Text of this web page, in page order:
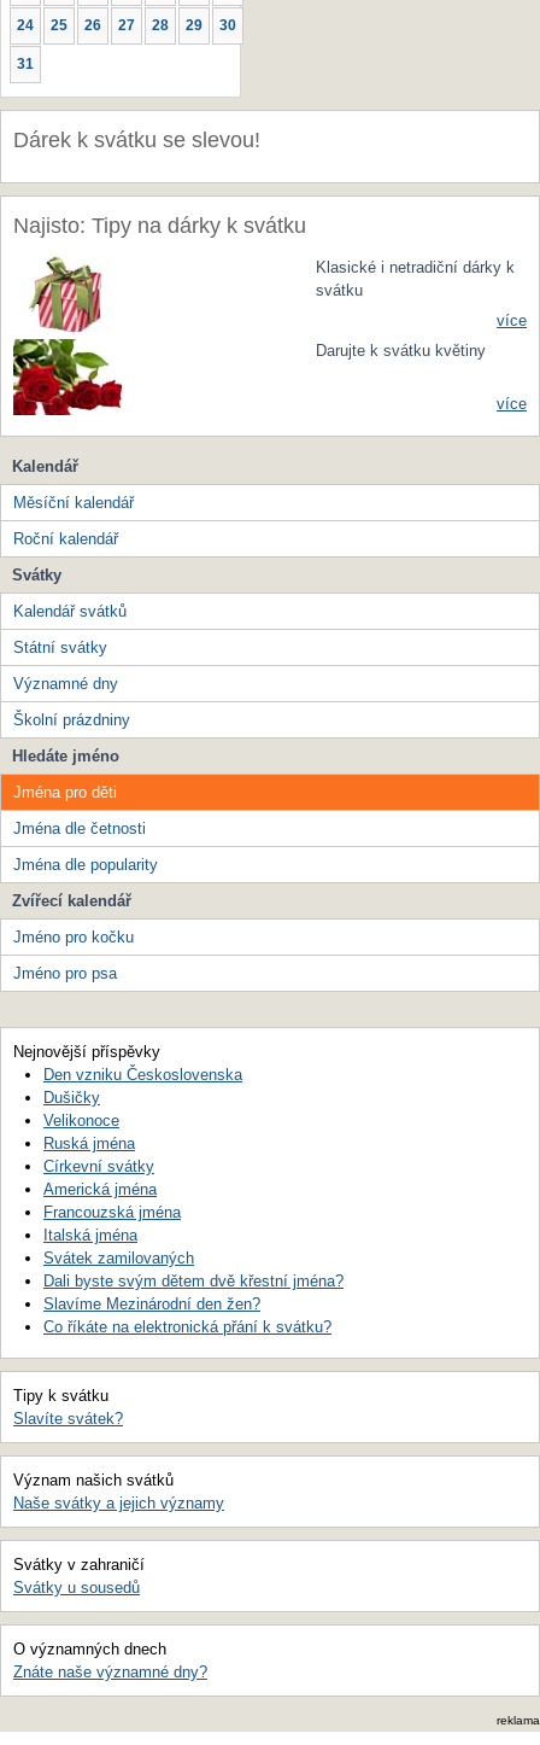
24 25 26 27 28 29 30
31
Dárek k svátku se slevou!
Najisto: Tipy na dárky k svátku
Klasické i netradiční dárky k
svátku
více
Darujte k svátku květiny
více
Kalendář
Měsíční kalendář
Roční kalendář
Svátky
Kalendář svátků
Státní svátky
Významné dny
Školní prázdniny
Hledáte jméno
Jména pro děti
Jména dle četnosti
Jména dle popularity
Zvířecí kalendář
Jméno pro kočku
Jméno pro psa
Nejnovější příspěvky
Den vzniku Československa
Dušičky
Velikonoce
Ruská jména
Církevní svátky
Americká jména
Francouzská jména
Italská jména
Svátek zamilovaných
Dali byste svým dětem dvě křestní jména?
Slavíme Mezinárodní den žen?
Co říkáte na elektronická přání k svátku?
Tipy k svátku
Slavíte svátek?
Význam našich svátků
Naše svátky a jejich významy
Svátky v zahraničí
Svátky u sousedů
O významných dnech
Znáte naše významné dny?
reklama